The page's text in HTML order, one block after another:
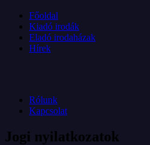
Főoldal
Kiadó irodák
Eladó irodaházak
Hírek
Rólunk
Kapcsolat
Jogi nyilatkozatok